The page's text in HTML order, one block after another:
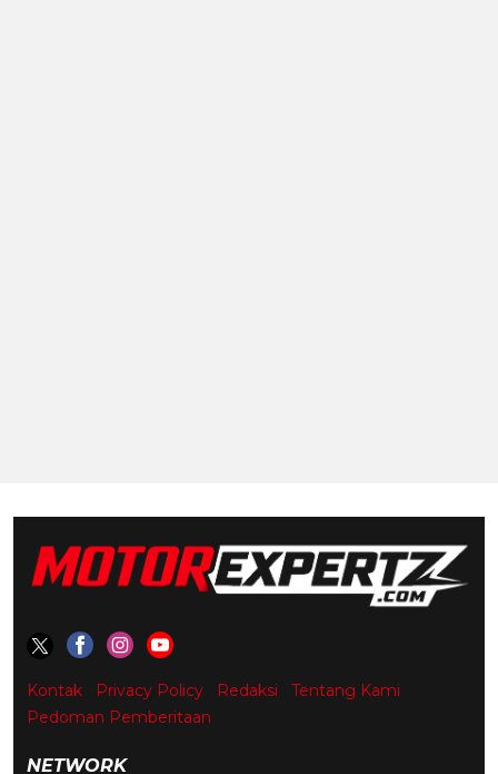
Kontak Privacy Policy Redaksi
Tentang Kami
Pedoman Pemberitaan
NETWORK